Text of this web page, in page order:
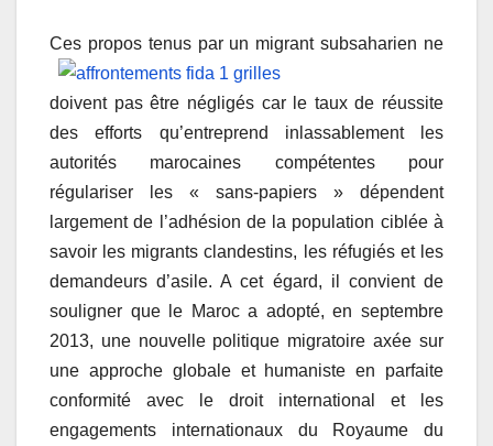
Ces propos tenus par un migrant subsaharien ne
doivent pas être négligés car le taux de réussite
des efforts qu’entreprend inlassablement les
autorités marocaines compétentes pour
régulariser les « sans-papiers » dépendent
largement de l’adhésion de la population ciblée à
savoir les migrants clandestins, les réfugiés et les
demandeurs d’asile. A cet égard, il convient de
souligner que le Maroc a adopté, en septembre
2013, une nouvelle politique migratoire axée sur
une approche globale et humaniste en parfaite
conformité avec le droit international et les
engagements internationaux du Royaume du